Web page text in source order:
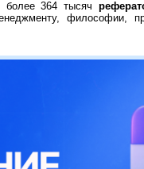
более 364 тысяч
философии,